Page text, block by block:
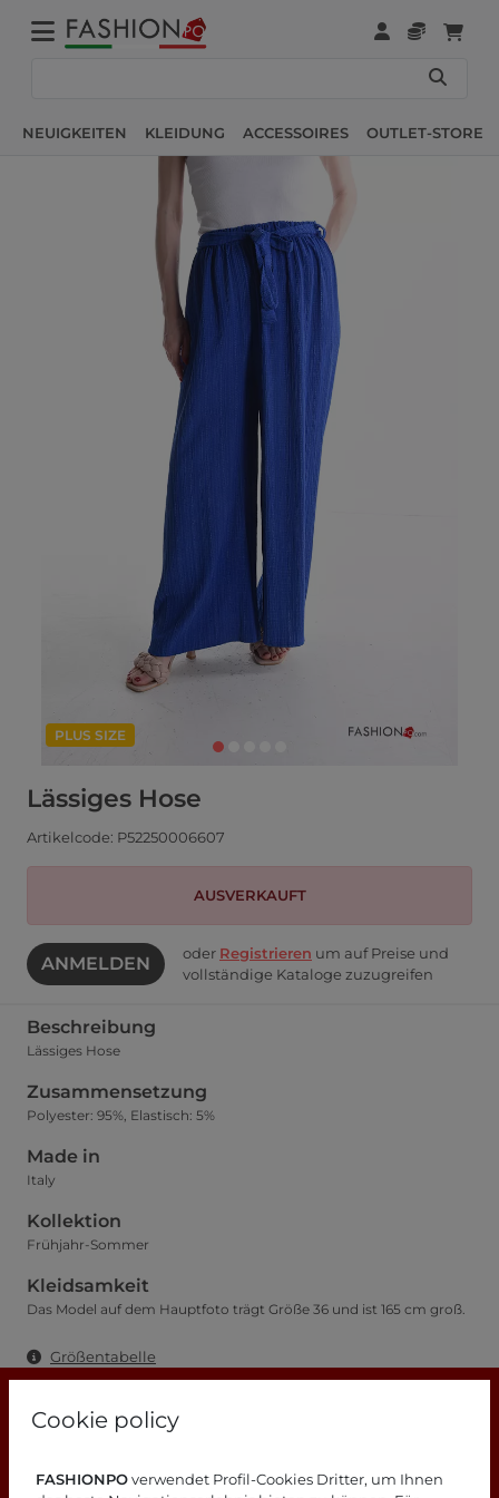
Cookie policy
FASHIONPOverwendet Profil-Cookies Dritter, um Ihnen
NEUIGKEITEN KLEIDUNG ACCESSOIRES OUTLET-STORE
PLUS SIZE
Lässiges Hose
Artikelcode: P52250006607
AUSVERKAUFT
ANMELDEN oder Registrieren um auf Preise und
vollständige Kataloge zuzugreifen
Beschreibung
Lässiges Hose
Zusammensetzung
Polyester: 95%, Elastisch: 5%
Made in
Italy
Kollektion
Frühjahr-Sommer
Kleidsamkeit
Das Model auf dem Hauptfoto trägt Größe 36 und ist 165 cm groß.
Größentabelle